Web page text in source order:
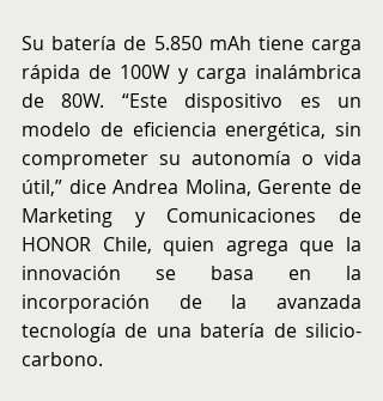
Su batería de 5.850 mAh tiene carga
rápida de 100W y carga inalámbrica
de 80W. “Este dispositivo es un
modelo de eficiencia energética, sin
comprometer su autonomía o vida
útil,” dice Andrea Molina, Gerente de
Marketing y Comunicaciones de
HONOR Chile, quien agrega que la
innovación se basa en la
incorporación de la avanzada
tecnología de una batería de silicio-
carbono.